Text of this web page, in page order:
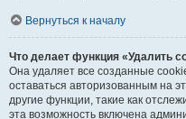
Вернуться к началу
Что делает функция «Удалить
Она удаляет все созданные
оставаться авторизованным на
другие функции, такие как
эта возможность включена